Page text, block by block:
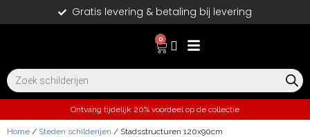
Gratis levering & betaling bij levering
0
Ontvang tijdelijk 20% voordeel op de collectie
Home / Steden schilderijen / Stadsstructuren 120x90cm